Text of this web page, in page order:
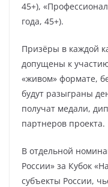
45+),
года, 45+).
Призёры в каждой
допущены к
«живом» формате,
будут разыграны
получат медали,
партнеров проекта.
В отдельной
России» за Кубок
субъекты России,